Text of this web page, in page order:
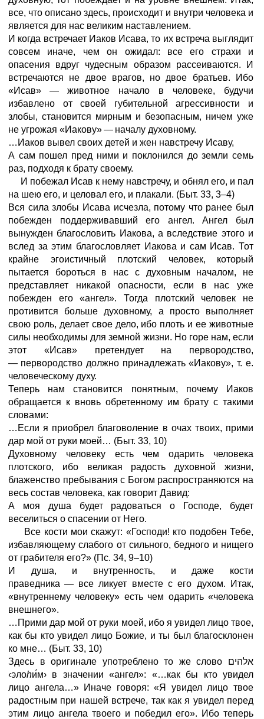
все, что описано здесь, происходит и внутри человека и
является для нас великим наставлением.
И когда встречает Иаков Исава, то их встреча выглядит
совсем иначе, чем он ожидал: все его страхи и
опасения вдруг чудесным образом рассеиваются. И
встречаются не двое врагов, но двое братьев. Ибо
«Исав»
—
животное начало в человеке, будучи
избавлено от своей губительной агрессивности и
злобы, становится мирным и безопасным, ничем уже
не угрожая «Иакову»— началу духовному.
…Иаков вывел своих детей и жен навстречу Исаву,
А сам пошел пред ними и поклонился до земли семь
раз, подходя к брату своему.
И побежал Исав к нему навстречу, и обнял его, и пал
на шею его, и целовал его, и плакали. (Быт. 33, 3–4)
Вся сила злобы Исава исчезла, потому что ранее был
побежден поддерживавший его ангел. Ангел был
вынужден благословить Иакова, а вследствие этого и
вслед за этим благословляет Иакова и сам Исав. Тот
крайне эгоистичный плотский человек, который
пытается бороться в нас с духовным началом, не
представляет никакой опасности, если в нас уже
побежден его «ангел». Тогда плотский человек не
противится больше духовному, а просто выполняет
свою роль, делает свое дело, ибо плоть и ее животные
силы необходимы для земной жизни. Но горе нам, если
этот «Исав» претендует на первородство,
— первородство должно принадлежать «Иакову», т. е.
человеческому духу.
Теперь нам становится понятным, почему Иаков
обращается к вновь обретенному им брату с такими
словами:
…Если я приобрел благоволение в очах твоих, прими
дар мой от руки моей… (Быт. 33, 10)
Духовному человеку есть чем одарить человека
плотского, ибо великая радость духовной жизни,
блаженство пребывания с Богом распространяются на
весь состав человека, как говорит Давид:
А моя душа будет радоваться о Господе, будет
веселиться о спасении от Него.
Все кости мои скажут: «Господи! кто подобен Тебе,
избавляющему слабого от сильного, бедного и нищего
от грабителя его?» (Пс. 34, 9–10)
И душа, и внутренность, и даже кости
праведника — все ликует вместе с его духом. Итак,
«внутреннему человеку» есть чем одарить «человека
внешнего».
…Прими дар мой от руки моей, ибо я увидел лицо твое,
как бы кто увидел лицо Божие, и ты был благосклонен
ко мне… (Быт. 33, 10)
Здесь в оригинале употреблено то же слово אלהים
‹элоhим› в значении «ангел»: «…как бы кто увидел
лицо ангела…» Иначе говоря: «Я увидел лицо твое
радостным при нашей встрече, так как я увидел перед
этим лицо ангела твоего и победил его». Ибо теперь